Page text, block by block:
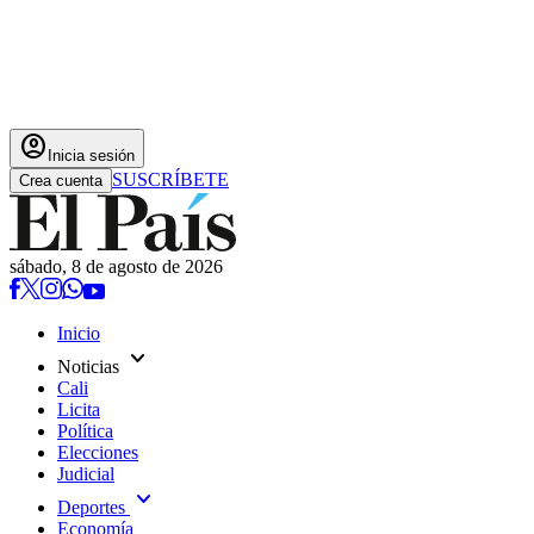
account_circle Inicia sesión
Crea cuenta SUSCRÍBETE
sábado, 8 de agosto de 2026
Inicio
Noticias expand_more
Cali
Licita
Política
Elecciones
Judicial
Deportes expand_more
Economía